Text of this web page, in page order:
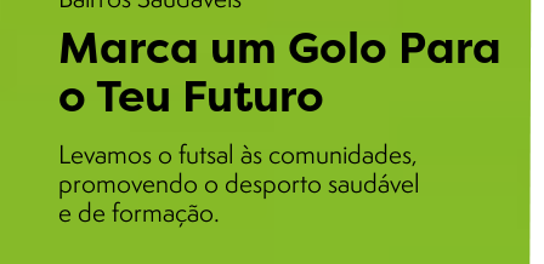
Marca um Golo Para
o Teu Futuro
Levamos o futsal às comunidades,
promovendo o desporto saudável
e de formação.